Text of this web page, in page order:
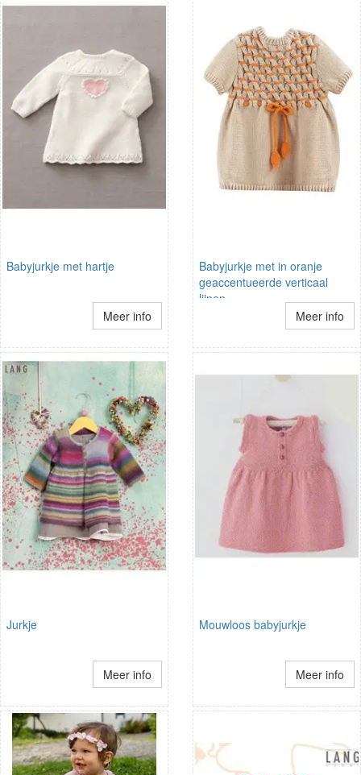
Babyjurkje met hartje
Meer info
Babyjurkje met in oranje
geaccentueerde verticaal
lijnen.
Meer info
Jurkje
Meer info
Mouwloos babyjurkje
Meer info